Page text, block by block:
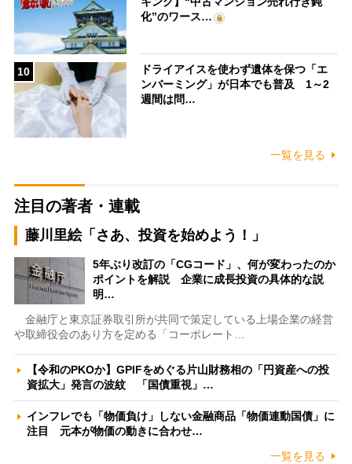
化”のワース…
10
ドライアイスを使わず遺体を保つ「エ
ンバーミング」が日本でも普及 1～2
週間は問…
一覧を見る
注目の著者・連載
藤川里絵「さあ、投資を始めよう！」
5年ぶり改訂の「CGコード」、何が変わったのか
ポイントを解説 企業に成長投資の具体的な説
明…
金融庁と東京証券取引所が共同で策定している上場企業の経営
や取締役会のあり方を定める「コーポレート…
【令和のPKOか】GPIFをめぐる片山財務相の「円資産への投
資拡大」発言の波紋 「国債重視」…
インフレでも「物価負け」しない金融商品「物価連動国債」に
注目 元本が物価の動きに合わせ…
一覧を見る